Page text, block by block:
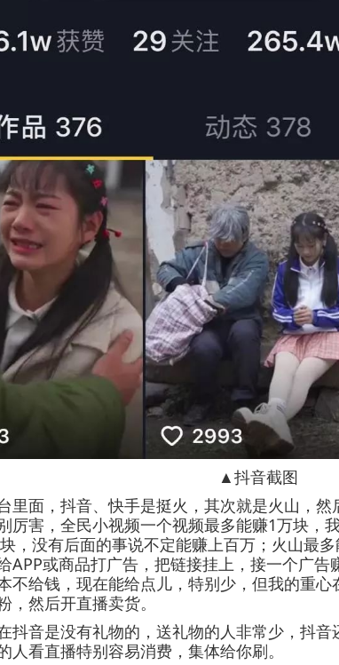
▲抖音截图
面，抖音、快手是挺火，其次就是火山，然
厉害，全民小视频一个视频最多能赚1万块，
，没有后面的事说不定能赚上百万；火山最
APP或商品打广告，把链接挂上，接一个广
不给钱，现在能给点儿，特别少，但我的重
，然后开直播卖货。
音是没有礼物的，送礼物的人非常少，抖音
人看直播特别容易消费，集体给你刷。